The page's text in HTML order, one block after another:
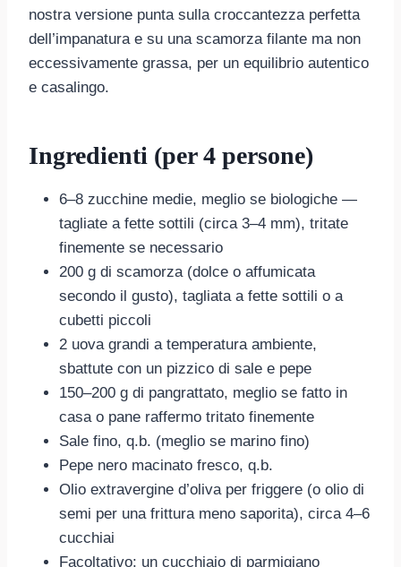
nostra versione punta sulla croccantezza perfetta
dell’impanatura e su una scamorza filante ma non
eccessivamente grassa, per un equilibrio autentico
e casalingo.
Ingredienti (per 4 persone)
6–8 zucchine medie, meglio se biologiche —
tagliate a fette sottili (circa 3–4 mm), tritate
finemente se necessario
200 g di scamorza (dolce o affumicata
secondo il gusto), tagliata a fette sottili o a
cubetti piccoli
2 uova grandi a temperatura ambiente,
sbattute con un pizzico di sale e pepe
150–200 g di pangrattato, meglio se fatto in
casa o pane raffermo tritato finemente
Sale fino, q.b. (meglio se marino fino)
Pepe nero macinato fresco, q.b.
Olio extravergine d’oliva per friggere (o olio di
semi per una frittura meno saporita), circa 4–6
cucchiai
Facoltativo: un cucchiaio di parmigiano